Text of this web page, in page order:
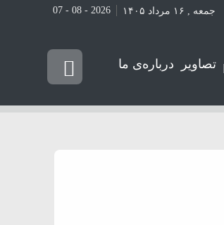
جمعه , ۱۶ مرداد ۱۴۰۵ 2026 - 08 - 07
تصاویر درباره‌ی ما